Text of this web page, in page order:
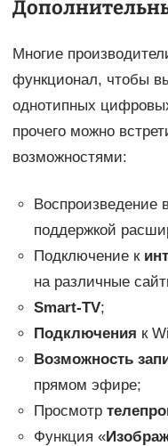
Многие
функционал, чтобы
однотипных
прочего можно
возможностями:
Воспроизведение
поддержкой
Подключение к
на различные
Smart-TV;
Подключения к
Возможность
прямом эфире;
Просмотр
Функция «